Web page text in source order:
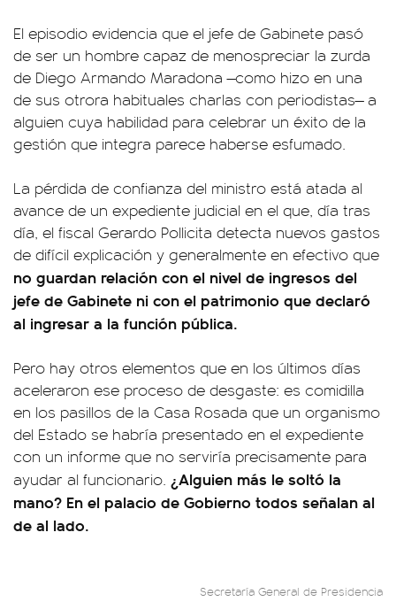
El episodio evidencia que el jefe de Gabinete pasó
de ser un hombre capaz de menospreciar la zurda
de Diego Armando Maradona —como hizo en una
de sus otrora habituales charlas con periodistas— a
alguien cuya habilidad para celebrar un éxito de la
gestión que integra parece haberse esfumado.
La pérdida de confianza del ministro está atada al
avance de un expediente judicial en el que, día tras
día, el fiscal Gerardo Pollicita detecta nuevos gastos
de difícil explicación y generalmente en efectivo que
no guardan relación con el nivel de ingresos del
jefe de Gabinete ni con el patrimonio que declaró
al ingresar a la función pública.
Pero hay otros elementos que en los últimos días
aceleraron ese proceso de desgaste: es comidilla
en los pasillos de la Casa Rosada que un organismo
del Estado se habría presentado en el expediente
con un informe que no serviría precisamente para
ayudar al funcionario. ¿Alguien más le soltó la
mano? En el palacio de Gobierno todos señalan al
de al lado.
Secretaría General de Presidencia